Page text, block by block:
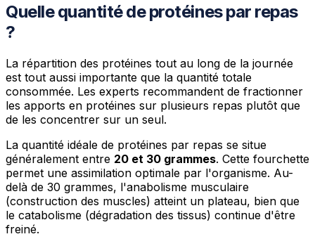
Quelle quantité de protéines par repas
?
La répartition des protéines tout au long de la journée
est tout aussi importante que la quantité totale
consommée. Les experts recommandent de fractionner
les apports en protéines sur plusieurs repas plutôt que
de les concentrer sur un seul.
La quantité idéale de protéines par repas se situe
généralement entre 20 et 30 grammes. Cette fourchette
permet une assimilation optimale par l'organisme. Au-
delà de 30 grammes, l'anabolisme musculaire
(construction des muscles) atteint un plateau, bien que
le catabolisme (dégradation des tissus) continue d'être
freiné.